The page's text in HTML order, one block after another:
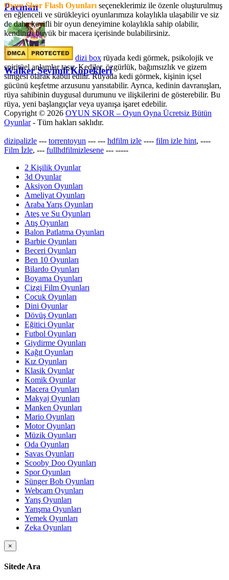
Pacman
Walker Sevimli Köpekleri
Oyun Skor Flash Oyunları seçeneklerimiz ile özenle oluşturulmuş
en eğlenceli ve sürükleyici oyunlarımıza kolaylıkla ulaşabilir ve siz
de daha keyifli bir oyun deneyimine kolaylıkla sahip olabilir,
kendinizi büyük bir macera içerisinde bulabilirsiniz.
dizi box rüyada kedi görmek​, psikolojik ve
spiritüel anlamlar taşır. Kediler, özgürlük, bağımsızlık ve gizem
simgesi olarak kabul edilir. Rüyada kedi görmek, kişinin içsel
gücünü keşfetme arzusunu yansıtabilir. Ayrıca, kedinin davranışları,
rüya sahibinin duygusal durumunu ve ilişkilerini de gösterebilir. Bu
rüya, yeni başlangıçlar veya uyanışa işaret edebilir.
Copyright © 2026 OYUN SKOR – Oyun Oyna Ücretsiz Bütün
Oyunlar- Tüm hakları saklıdır.
dizipalizle --- torrentoyun --- --- hdfilm izle ---- film izle hint, ----
Film İzle, --- fullhdfilmizlesene --- -----
2 Kişilik Oyunlar
3d Oyunlar
Aksiyon Oyunları
Ameliyat Oyunları
Araba Yarış Oyunları
Ateş ve Su Oyunları
Atış Oyunları
Balon Patlatma Oyunları
Barbie Oyunları
Beceri Oyunları
Ben 10 Oyunları
Bilardo Oyunları
Boyama Oyunları
Çizgi Film Oyunları
Çocuk Oyunları
Dini Oyunlar
Dövüş Oyunları
Eğitici Oyunlar
Futbol Oyunları
Giydirme Oyunları
Kağıt Oyunları
Kız Oyunları
Klasik Oyunlar
Komik Oyunlar
Macera Oyunları
Makyaj Oyunları
Manken Oyunları
Mario Oyunları
Motor Oyunları
Müzik Oyunları
Oda Oyunları
Savas Oyunları
Scooby Doo Oyunları
Spor Oyunları
Sünger Bob Oyunları
Webcam Oyunları
Yarış Oyunları
Yarışma Oyunları
Yemek Oyunları
Zeka Oyunları
×
Sitede Ara